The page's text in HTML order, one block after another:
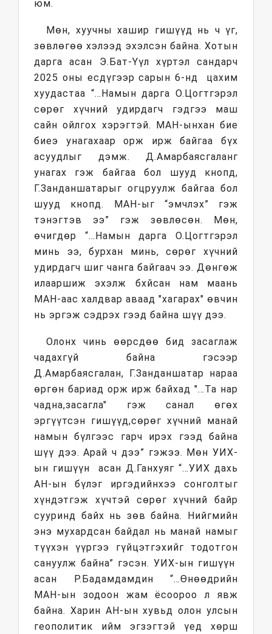
юм.
Мөн, хуучны хашир гишүүд нь ч үг,
зөвлөгөө хэлээд эхэлсэн байна. Хотын
дарга асан Э.Бат-Үүл хүртэл сандарч
2025 оны есдүгээр сарын 6-нд цахим
хуудастаа “…Намын дарга О.Цогтгэрэл
сөрөг хүчний удирдагч гэдгээ маш
сайн ойлгох хэрэгтэй. МАН-ынхан бие
биеэ унагахаар орж ирж байгаа бүх
асуудлыг дэмж. Д.Амарбаясгаланг
унагах гэж байгаа бол шууд кнопд,
Г.Занданшатарыг огцруулж байгаа бол
шууд кнопд. МАН-ыг “эмчлэх” гэж
тэнэгтэв ээ” гэж зөвлөсөн. Мөн,
өчигдөр “…Намын дарга О.Цогтгэрэл
минь ээ, бурхан минь, сөрөг хүчний
удирдагч шиг чанга байгаач ээ. Дөнгөж
илааршиж эхэлж бхйсан нам маань
МАН-аас халдвар аваад "хагарах" өвчин
нь эргэж сэдрэх гээд байна шүү дээ.
Олонх чинь өөрсдөө бид засаглаж
чадахгүй байна гэсээр
Д.Амарбаясгалан, Г.Занданшатар нараа
өргөн бариад орж ирж байхад "…Та нар
чадна,засагла" гэж санал өгөх
эргүүтсэн гишүүд,сөрөг хүчний манай
намын бүлгээс гарч ирэх гээд байна
шүү дээ. Арай ч дээ” гэжээ. Мөн УИХ-
ын гишүүн асан Д.Ганхуяг “…УИХ дахь
АН-ын бүлэг иргэдийнхээ сонголтыг
хүндэтгэж хүчтэй сөрөг хүчний байр
сууринд байх нь зөв байна. Нийгмийн
энэ мухардсан байдал нь манай намыг
түүхэн үүргээ гүйцэтгэхийг тодотгон
сануулж байна” гэсэн. УИХ-ын гишүүн
асан Р.Бадамдамдин “…Өнөөдрийн
МАН-ын зодоон жам ёсоороо л явж
байна. Харин АН-ын хувьд олон улсын
геополитик ийм эгзэгтэй үед хөрш